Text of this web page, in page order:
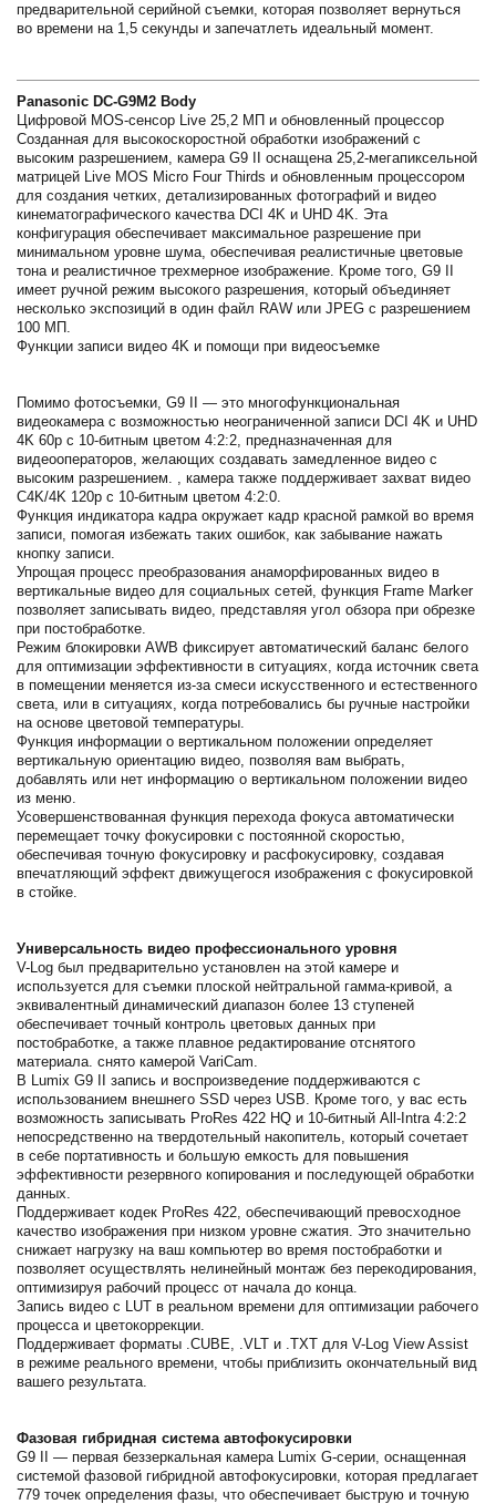
предварительной серийной съемки, которая позволяет вернуться
во времени на 1,5 секунды и запечатлеть идеальный момент.
Panasonic DC-G9M2 Body
Цифровой MOS-сенсор Live 25,2 МП и обновленный процессор
Созданная для высокоскоростной обработки изображений с
высоким разрешением, камера G9 II оснащена 25,2-мегапиксельной
матрицей Live MOS Micro Four Thirds и обновленным процессором
для создания четких, детализированных фотографий и видео
кинематографического качества DCI 4K и UHD 4K. Эта
конфигурация обеспечивает максимальное разрешение при
минимальном уровне шума, обеспечивая реалистичные цветовые
тона и реалистичное трехмерное изображение. Кроме того, G9 II
имеет ручной режим высокого разрешения, который объединяет
несколько экспозиций в один файл RAW или JPEG с разрешением
100 МП.
Функции записи видео 4K и помощи при видеосъемке
Помимо фотосъемки, G9 II — это многофункциональная
видеокамера с возможностью неограниченной записи DCI 4K и UHD
4K 60p с 10-битным цветом 4:2:2, предназначенная для
видеооператоров, желающих создавать замедленное видео с
высоким разрешением. , камера также поддерживает захват видео
C4K/4K 120p с 10-битным цветом 4:2:0.
Функция индикатора кадра окружает кадр красной рамкой во время
записи, помогая избежать таких ошибок, как забывание нажать
кнопку записи.
Упрощая процесс преобразования анаморфированных видео в
вертикальные видео для социальных сетей, функция Frame Marker
позволяет записывать видео, представляя угол обзора при обрезке
при постобработке.
Режим блокировки AWB фиксирует автоматический баланс белого
для оптимизации эффективности в ситуациях, когда источник света
в помещении меняется из-за смеси искусственного и естественного
света, или в ситуациях, когда потребовались бы ручные настройки
на основе цветовой температуры.
Функция информации о вертикальном положении определяет
вертикальную ориентацию видео, позволяя вам выбрать,
добавлять или нет информацию о вертикальном положении видео
из меню.
Усовершенствованная функция перехода фокуса автоматически
перемещает точку фокусировки с постоянной скоростью,
обеспечивая точную фокусировку и расфокусировку, создавая
впечатляющий эффект движущегося изображения с фокусировкой
в ​​стойке.
Универсальность видео профессионального уровня
V-Log был предварительно установлен на этой камере и
используется для съемки плоской нейтральной гамма-кривой, а
эквивалентный динамический диапазон более 13 ступеней
обеспечивает точный контроль цветовых данных при
постобработке, а также плавное редактирование отснятого
материала. снято камерой VariCam.
В Lumix G9 II запись и воспроизведение поддерживаются с
использованием внешнего SSD через USB. Кроме того, у вас есть
возможность записывать ProRes 422 HQ и 10-битный All-Intra 4:2:2
непосредственно на твердотельный накопитель, который сочетает
в себе портативность и большую емкость для повышения
эффективности резервного копирования и последующей обработки
данных.
Поддерживает кодек ProRes 422, обеспечивающий превосходное
качество изображения при низком уровне сжатия. Это значительно
снижает нагрузку на ваш компьютер во время постобработки и
позволяет осуществлять нелинейный монтаж без перекодирования,
оптимизируя рабочий процесс от начала до конца.
Запись видео с LUT в реальном времени для оптимизации рабочего
процесса и цветокоррекции.
Поддерживает форматы .CUBE, .VLT и .TXT для V-Log View Assist
в режиме реального времени, чтобы приблизить окончательный вид
вашего результата.
Фазовая гибридная система автофокусировки
G9 II — первая беззеркальная камера Lumix G-серии, оснащенная
системой фазовой гибридной автофокусировки, которая предлагает
779 точек определения фазы, что обеспечивает быструю и точную